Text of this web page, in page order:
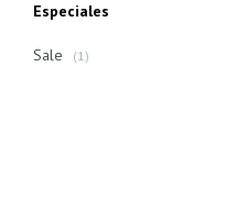
Especiales
Sale (1)